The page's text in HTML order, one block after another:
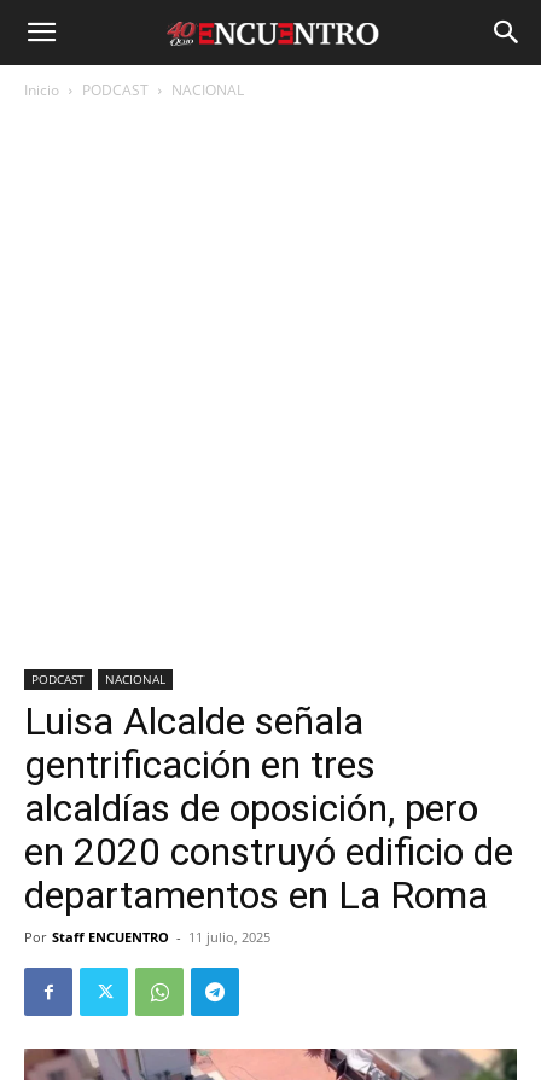
Inicio PODCAST NACIONAL
PODCAST NACIONAL
Luisa Alcalde señala
gentrificación en tres
alcaldías de oposición, pero
en 2020 construyó edificio de
departamentos en La Roma
Por Staff ENCUENTRO - 11 julio, 2025